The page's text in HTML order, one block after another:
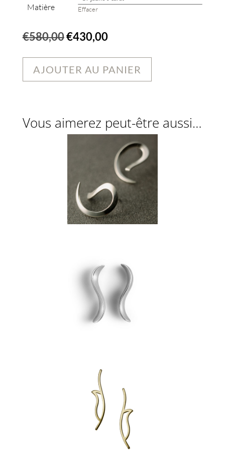
Matière Effacer
€580,00Le
initial
était :
€430,00Le
actuel
est :
AJOUTER AU PANIER
Vous aimerez peut-être aussi…